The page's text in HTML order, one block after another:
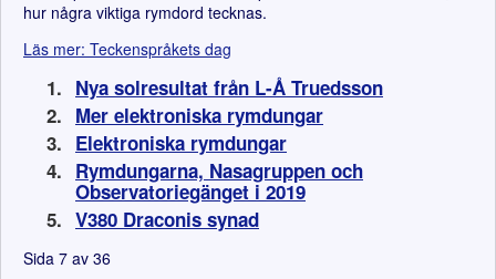
hur några viktiga rymdord tecknas.
Läs mer: Teckenspråkets dag
Nya solresultat från L-Å Truedsson
Mer elektroniska rymdungar
Elektroniska rymdungar
Rymdungarna, Nasagruppen och
Observatoriegänget i 2019
V380 Draconis synad
Sida 7 av 36